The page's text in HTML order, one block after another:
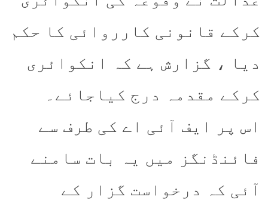
کرکے قانونی کارروائی کا حکم
دیا ، گزارش ہے کہ انکوائری
کرکے مقدمہ درج کیاجائے۔
اس پر ایف آئی اے کی طرف سے
فائنڈنگز میں یہ بات سامنے
آئی کہ درخواست گزار کے